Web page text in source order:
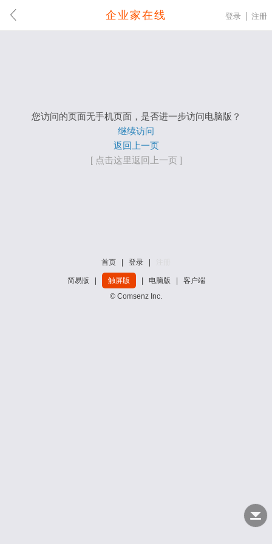
企业家在线 登录 注册
您访问的页面无手机页面，是否进一步访问电脑版？
继续访问
返回上一页
[ 点击这里返回上一页 ]
首页 登录
简易版 触屏版 电脑版
客户端
© Comsenz Inc.